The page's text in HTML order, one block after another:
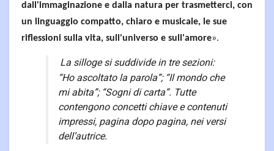
dall'immaginazione e dalla natura per trasmetterci, con
un linguaggio compatto, chiaro e musicale, le sue
riflessioni sulla vita, sull'universo e sull'amore».
La silloge si suddivide in tre sezioni:
“Ho ascoltato la parola”; “Il mondo che
mi abita”; “Sogni di carta”. Tutte
contengono concetti chiave e contenuti
impressi, pagina dopo pagina, nei versi
dell’autrice.